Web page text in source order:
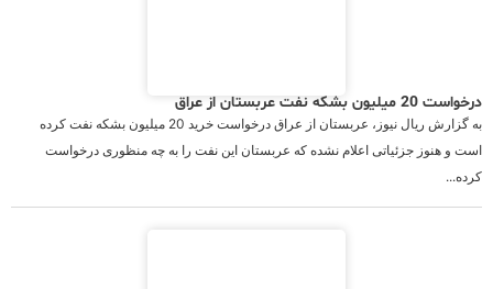
درخواست 20 میلیون بشکه نفت عربستان از عراق
به گزارش ریال نیوز، عربستان از عراق درخواست خرید 20 میلیون بشکه نفت کرده
است و هنوز جزئیاتی اعلام نشده که عربستان این نفت را به چه منظوری درخواست
کرده...